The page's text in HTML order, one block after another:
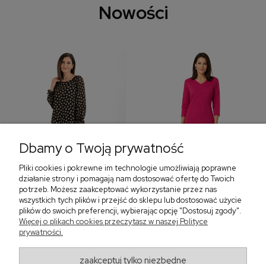
Nowości
Sukienka z falbaną i
bufiastym rękawem w
Sukienka z dekoltem w
299,00 zł
‹
Dbamy o Twoją prywatność
Pliki cookies i pokrewne im technologie umożliwiają poprawne
działanie strony i pomagają nam dostosować ofertę do Twoich
potrzeb. Możesz zaakceptować wykorzystanie przez nas
wszystkich tych plików i przejść do sklepu lub dostosować użycie
plików do swoich preferencji, wybierając opcję "Dostosuj zgody".
Więcej o plikach cookies przeczytasz w naszej Polityce
prywatności.
zaakceptuj tylko niezbędne